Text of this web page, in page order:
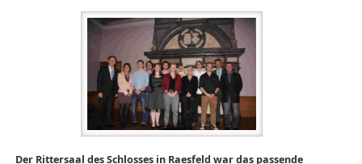
Der Rittersaal des Schlosses in Raesfeld war das passende